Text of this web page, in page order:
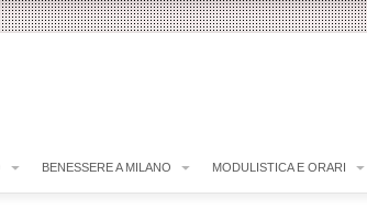
BENESSERE A MILANO MODULISTICA E ORARI